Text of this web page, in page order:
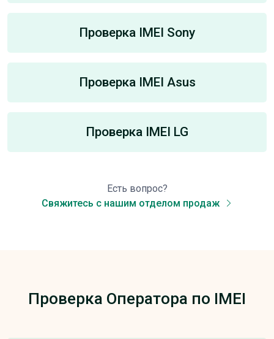
Проверка IMEI Sony
Проверка IMEI Asus
Проверка IMEI LG
Есть вопрос?
Свяжитесь с нашим отделом продаж
Проверка Оператора по IMEI